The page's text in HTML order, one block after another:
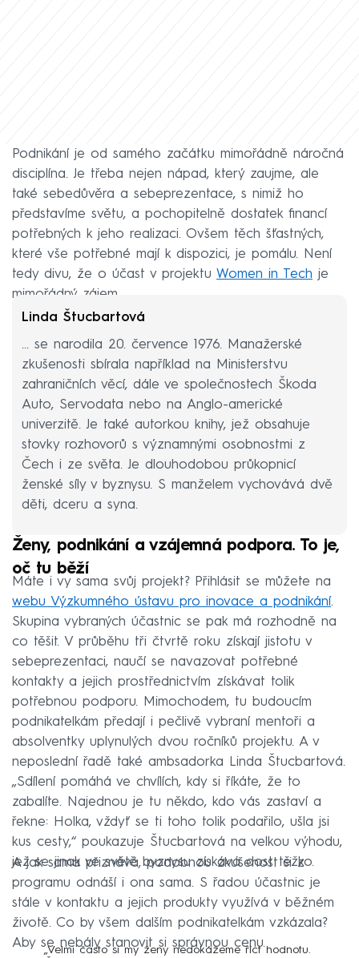
Podnikání je od samého začátku mimořádně náročná
disciplína. Je třeba nejen nápad, který zaujme, ale
také sebedůvěra a sebeprezentace, s nimiž ho
představíme světu, a pochopitelně dostatek financí
potřebných k jeho realizaci. Ovšem těch šťastných,
které vše potřebné mají k dispozici, je pomálu. Není
tedy divu, že o účast v projektu Women in Tech je
mimořádný zájem.
Linda Štucbartová
... se narodila 20. července 1976. Manažerské
zkušenosti sbírala například na Ministerstvu
zahraničních věcí, dále ve společnostech Škoda
Auto, Servodata nebo na Anglo-americké
univerzitě. Je také autorkou knihy, jež obsahuje
stovky rozhovorů s významnými osobnostmi z
Čech i ze světa. Je dlouhodobou průkopnicí
ženské síly v byznysu. S manželem vychovává dvě
děti, dceru a syna.
Ženy, podnikání a vzájemná podpora. To je,
oč tu běží
Máte i vy sama svůj projekt? Přihlásit se můžete na
webu Výzkumného ústavu pro inovace a podnikání.
Skupina vybraných účastnic se pak má rozhodně na
co těšit. V průběhu tři čtvrtě roku získají jistotu v
sebeprezentaci, naučí se navazovat potřebné
kontakty a jejich prostřednictvím získávat tolik
potřebnou podporu. Mimochodem, tu budoucím
podnikatelkám předají i pečlivě vybraní mentoři a
absolventky uplynulých dvou ročníků projektu. A v
neposlední řadě také ambsadorka Linda Štucbartová.
„Sdílení pomáhá ve chvílích, kdy si říkáte, že to
zabalíte. Najednou je tu někdo, kdo vás zastaví a
řekne: Holka, vždyť se ti toho tolik podařilo, ušla jsi
kus cesty,“ poukazuje Štucbartová na velkou výhodu,
jež se jinak ve světě byznysu získává dost těžko.
A jak sama přiznává, podobnou zkušenost si z
programu odnáší i ona sama. S řadou účastnic je
stále v kontaktu a jejich produkty využívá v běžném
životě. Co by všem dalším podnikatelkám vzkázala?
Aby se nebály stanovit si správnou cenu.
„Velmi často si my ženy nedokážeme říct hodnotu.